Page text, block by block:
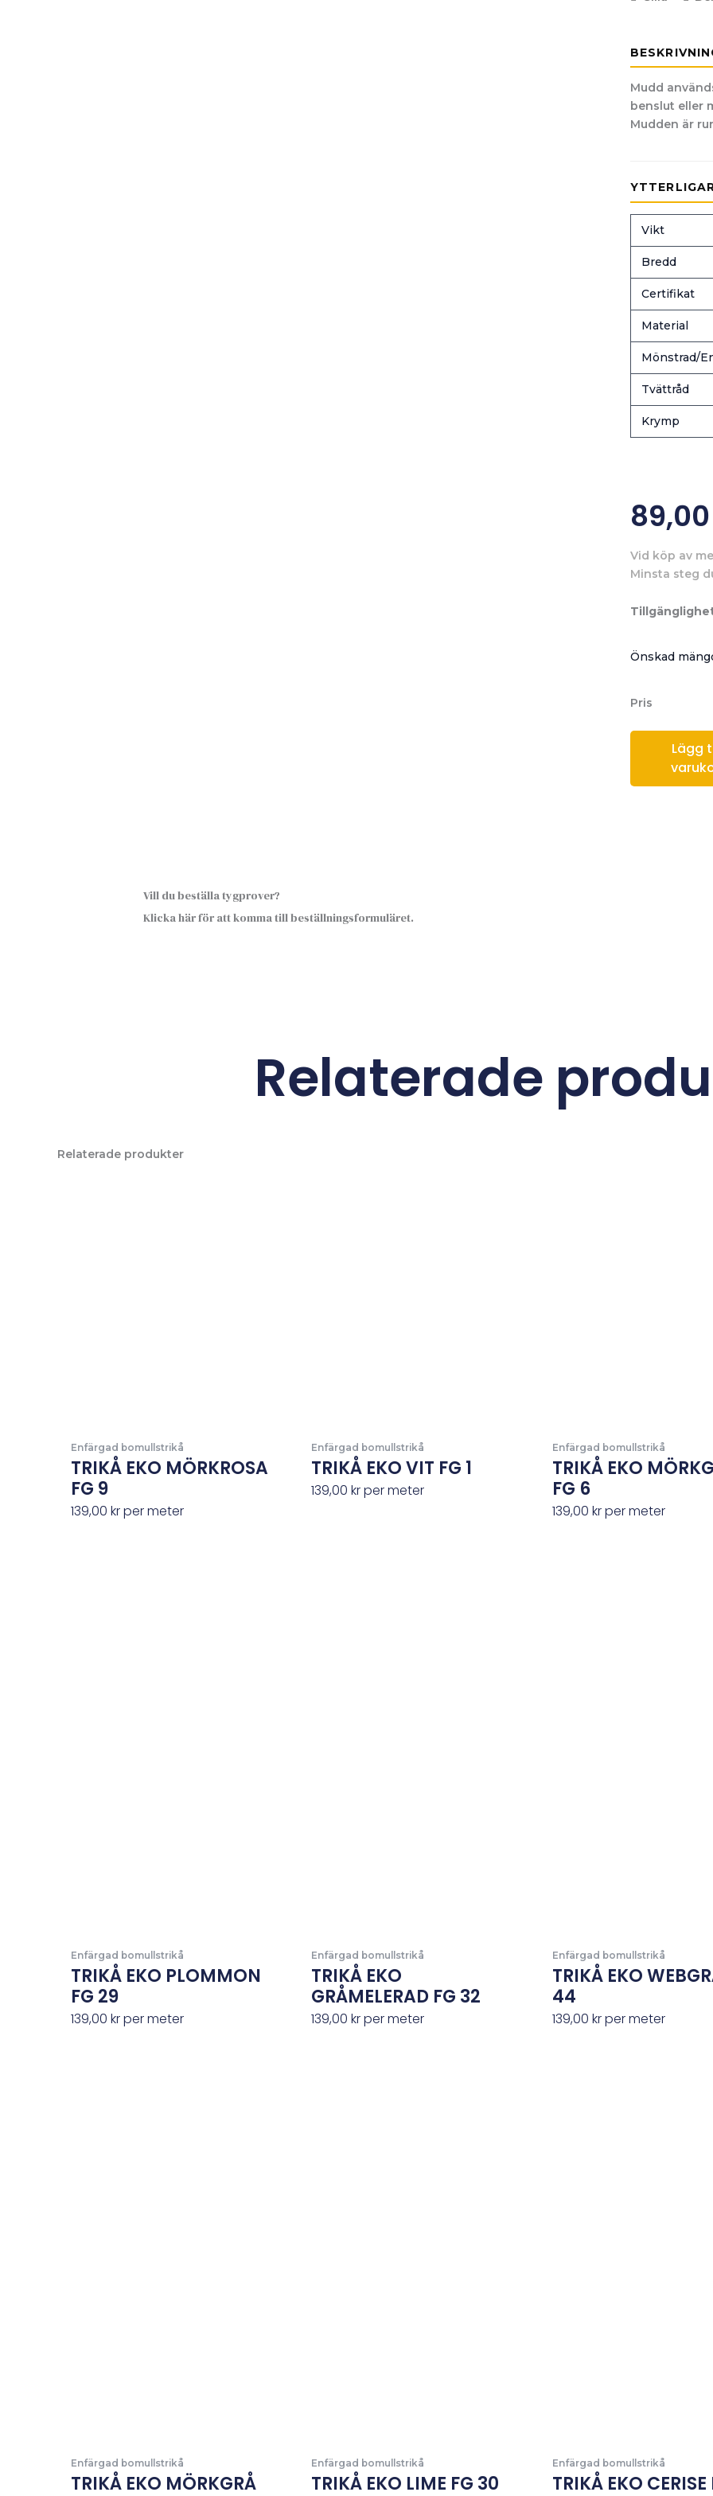
Mudd
benslut eller
Mudden är
Vikt
Bredd
Certifikat
Material
Mönstrad/
Tvättråd
Krymp
Vid köp av
Minsta steg
Önskad
Pris
Lägg
Vill du beställa tygprover?
Klicka här för att komma till beställningsformuläret.
Relaterade
Relaterade produkter
Enfärgad bomullstrikå
TRIKÅ EKO MÖRKROSA
FG 9
139,00 krper meter
Enfärgad bomullstrikå
TRIKÅ EKO VIT FG 1
139,00krper meter
Enfärgad bomullstrikå
TRIKÅ EKO
FG 6
139,00 krper meter
Enfärgad bomullstrikå
TRIKÅ EKO PLOMMON
FG 29
139,00 krper meter
Enfärgad bomullstrikå
TRIKÅ EKO
GRÅMELERAD FG 32
139,00krper meter
Enfärgad bomullstrikå
TRIKÅ EKO
44
139,00 krper meter
Enfärgad bomullstrikå
TRIKÅ EKO MÖRKGRÅ
Enfärgad bomullstrikå
TRIKÅ EKO LIME FG 30
Enfärgad bomullstrikå
TRIKÅ EKO CERISE